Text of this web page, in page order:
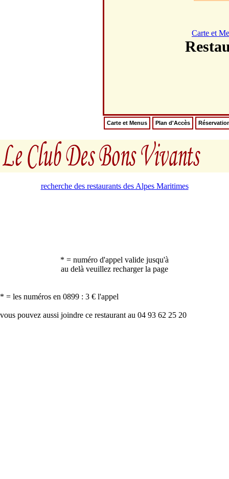
Carte et
Carte et Menus Plan d'Accès
recherche des restaurants des Alpes Maritimes
* = numéro d'appel valide jusqu'à
au delà veuillez recharger la page
* = les numéros en 0899 : 3 € l'appel
vous pouvez aussi joindre ce restaurant au 04 93 62 25 20